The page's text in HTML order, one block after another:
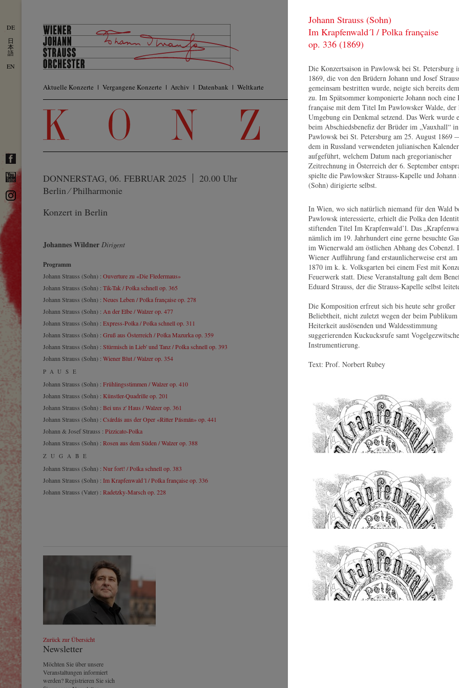
Johann Strauss (Sohn)
Im Krapfenwald´l / Polka française
op. 336 (1869)
Die Konzertsaison in Pawlowsk bei St. Petersburg
1869, die von den Brüdern Johann und Josef
gemeinsam bestritten wurde, neigte sich bereits
zu. Im Spätsommer komponierte Johann noch eine
française mit dem Titel Im Pawlowsker Walde, der
Umgebung ein Denkmal setzend. Das Werk wurde
beim Abschiedsbenefiz der Brüder im „Vauxhall“ in
Pawlowsk bei St. Petersburg am 25. August 1869
dem in Russland verwendeten julianischen
aufgeführt, welchem Datum nach gregorianischer
Zeitrechnung in Österreich der 6. September
spielte die Pawlowsker Strauss-Kapelle und Johann
(Sohn) dirigierte selbst.
In Wien, wo sich natürlich niemand für den Wald
Pawlowsk interessierte, erhielt die Polka den
stiftenden Titel Im Krapfenwald’l. Das
nämlich im 19. Jahrhundert eine gerne besuchte
im Wienerwald am östlichen Abhang des Cobenzl.
Wiener Aufführung fand erstaunlicherweise erst
1870 im k. k. Volksgarten bei einem Fest mit
Feuerwerk statt. Diese Veranstaltung galt dem
Eduard Strauss, der die Strauss-Kapelle selbst
Die Komposition erfreut sich bis heute sehr großer
Beliebtheit, nicht zuletzt wegen der beim Publikum
Heiterkeit auslösenden und Waldesstimmung
suggerierenden Kuckucksrufe samt
Instrumentierung.
Text: Prof. Norbert Rubey
© by WJSO-Archive
DE
日
本
語
EN
KONZERTE
Aktuelle Konzerte Vergangene Konzerte Archiv Datenbank Weltkarte
ORCHESTER
MEDIEN
DONNERSTAG, 06. FEBRUAR 2025
20.00 Uhr
Berlin ⁄ Philharmonie
Konzert in Berlin
Johannes Wildner Dirigent
Programm
Johann Strauss (Sohn) : Ouverture zu «Die Fledermaus»
Johann Strauss (Sohn) : Tik-Tak / Polka schnell op. 365
Johann Strauss (Sohn) : Neues Leben / Polka française op. 278
Johann Strauss (Sohn) : An der Elbe / Walzer op. 477
Johann Strauss (Sohn) : Express-Polka / Polka schnell op. 311
Johann Strauss (Sohn) : Gruß aus Österreich / Polka Mazurka op. 359
Johann Strauss (Sohn) : Stürmisch in Lieb' und Tanz / Polka schnell op. 393
Johann Strauss (Sohn) : Wiener Blut / Walzer op. 354
PAUSE
Johann Strauss (Sohn) : Frühlingsstimmen / Walzer op. 410
Johann Strauss (Sohn) : Künstler-Quadrille op. 201
Johann Strauss (Sohn) : Bei uns z' Haus / Walzer op. 361
Johann Strauss (Sohn) : Csárdás aus der Oper «Ritter Pásmán» op. 441
Johann & Josef Strauss : Pizzicato-Polka
Johann Strauss (Sohn) : Rosen aus dem Süden / Walzer op. 388
ZUGABE
Johann Strauss (Sohn) : Nur fort! / Polka schnell op. 383
Johann Strauss (Sohn) : Im Krapfenwald´l / Polka française op. 336
Johann Strauss (Vater) : Radetzky-Marsch op. 228
Johannes Wildner
© by Lukas Beck
Johannes Wildner
Lebenslauf
Webseite
1
Zurück zur Übersicht
Newsletter
Möchten Sie über unsere
Veranstaltungen informiert
werden? Registrieren Sie sich